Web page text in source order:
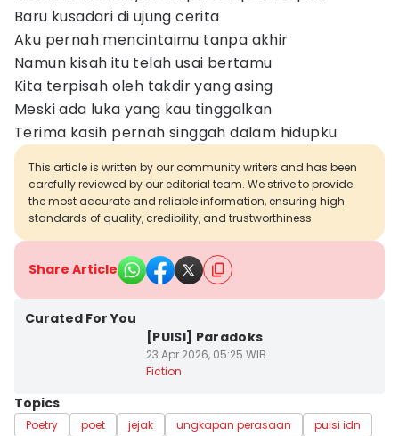
Baru kusadari di ujung cerita
Aku pernah mencintaimu tanpa akhir
Namun kisah itu telah usai bertamu
Kita terpisah oleh takdir yang asing
Meski ada luka yang kau tinggalkan
Terima kasih pernah singgah dalam hidupku
This article is written by our community writers and has been
carefully reviewed by our editorial team. We strive to provide
the most accurate and reliable information, ensuring high
standards of quality, credibility, and trustworthiness.
Share Article
Curated For You
[PUISI] Paradoks
23 Apr 2026, 05:25 WIB
Fiction
Topics
Poetry poet jejak ungkapan perasaan puisi idn